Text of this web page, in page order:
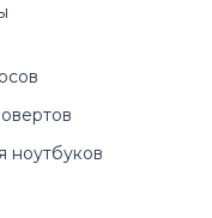
ноутбуков